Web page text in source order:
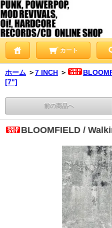
カート
ホーム ＞7 INCH ＞
[7"]
前の商品へ
BLOOMFIELD /